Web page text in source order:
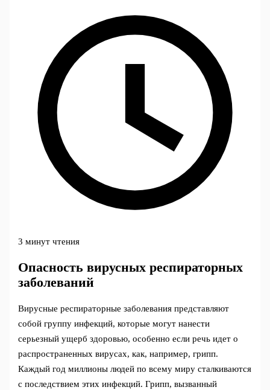
3 минут чтения
Опасность вирусных респираторных
заболеваний
Вирусные респираторные заболевания представляют
собой группу инфекций, которые могут нанести
серьезный ущерб здоровью, особенно если речь идет о
распространенных вирусах, как, например, грипп.
Каждый год миллионы людей по всему миру сталкиваются
с последствием этих инфекций. Грипп, вызванный